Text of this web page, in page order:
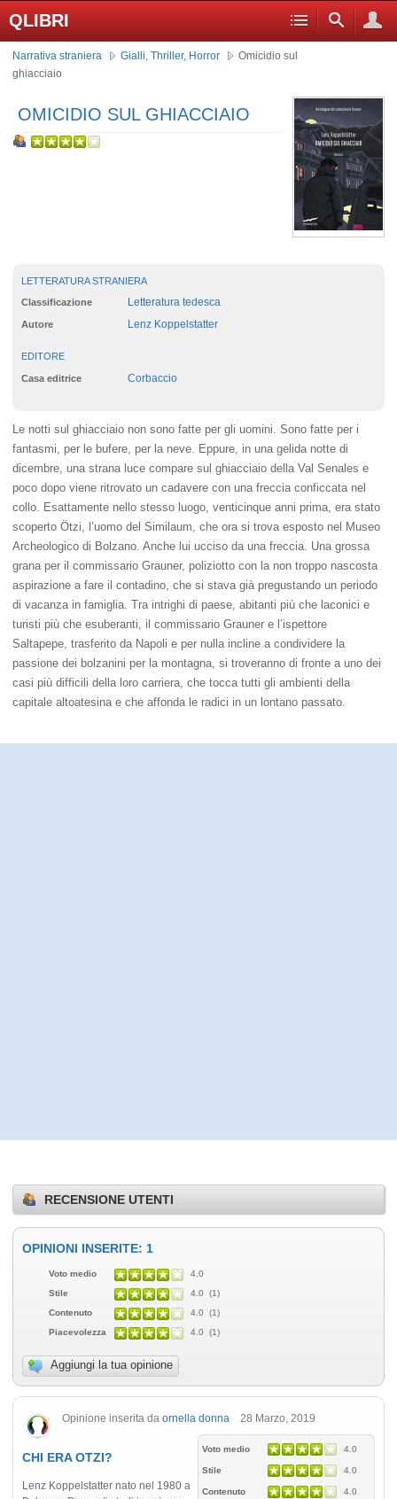
QLIBRI
Narrativa straniera Gialli, Thriller, Horror
Omicidio sul
ghiacciaio
OMICIDIO SUL GHIACCIAIO
LETTERATURA STRANIERA
Classificazione Letteratura tedesca
Autore Lenz Koppelstatter
EDITORE
Casa editrice Corbaccio
Le notti sul ghiacciaio non sono fatte per gli uomini. Sono fatte per i
fantasmi, per le bufere, per la neve. Eppure, in una gelida notte di
dicembre, una strana luce compare sul ghiacciaio della Val Senales e
poco dopo viene ritrovato un cadavere con una freccia conficcata nel
collo. Esattamente nello stesso luogo, venticinque anni prima, era stato
scoperto Ötzi, l’uomo del Similaum, che ora si trova esposto nel Museo
Archeologico di Bolzano. Anche lui ucciso da una freccia. Una grossa
grana per il commissario Grauner, poliziotto con la non troppo nascosta
aspirazione a fare il contadino, che si stava già pregustando un periodo
di vacanza in famiglia. Tra intrighi di paese, abitanti più che laconici e
turisti più che esuberanti, il commissario Grauner e l’ispettore
Saltapepe, trasferito da Napoli e per nulla incline a condividere la
passione dei bolzanini per la montagna, si troveranno di fronte a uno dei
casi più difficili della loro carriera, che tocca tutti gli ambienti della
capitale altoatesina e che affonda le radici in un lontano passato.
RECENSIONE UTENTI
OPINIONI INSERITE: 1
Voto medio
4.0
Stile
4.0 (1)
Contenuto
4.0 (1)
Piacevolezza
4.0 (1)
Aggiungi la tua opinione
Opinione inserita da ornella donna 28 Marzo, 2019
Voto medio 4.0
Stile 4.0
Contenuto 4.0
CHI ERA OTZI?
Lenz Koppelstatter nato nel 1980 a